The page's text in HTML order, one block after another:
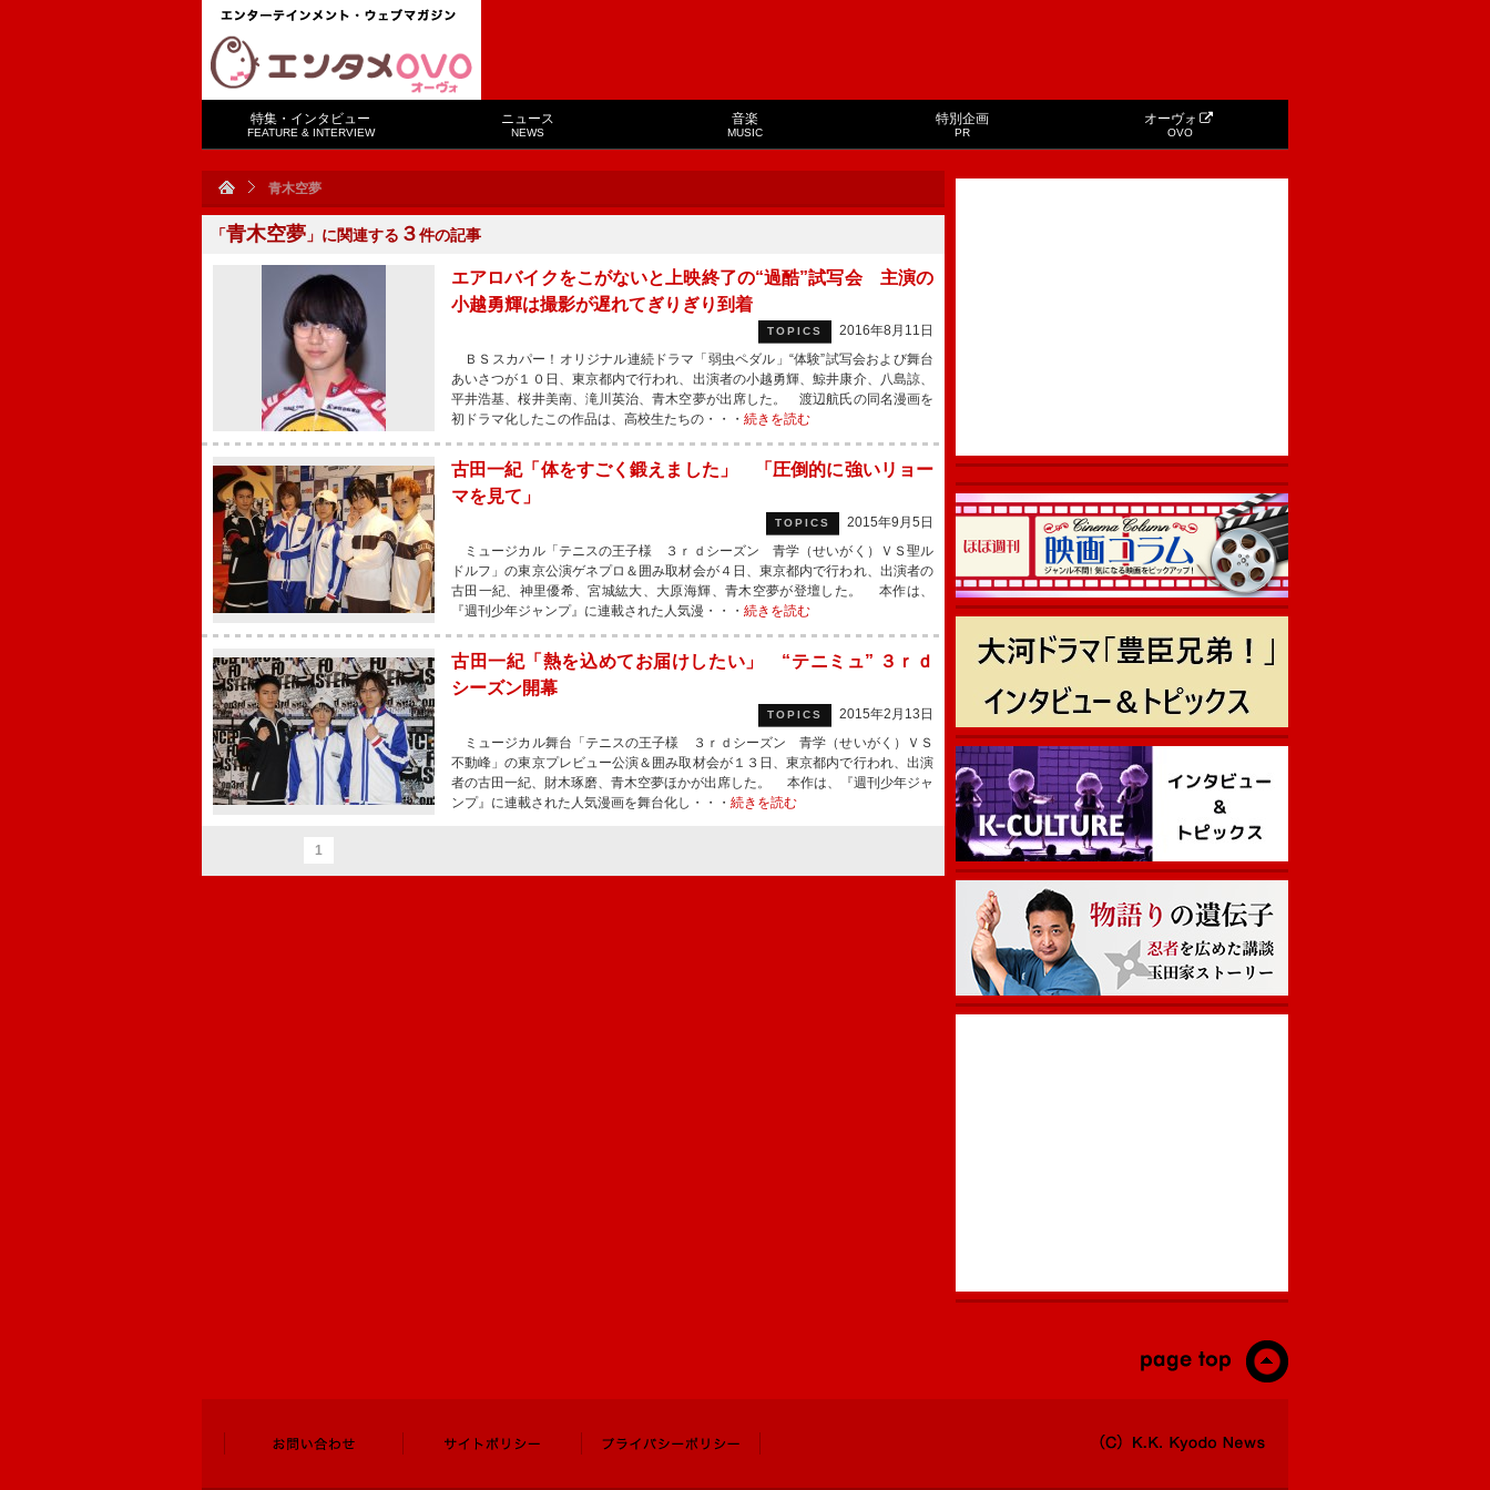
特集・インタビュー
FEATURE & INTERVIEW
ニュース
NEWS
音楽
MUSIC
特別企画
PR
オーヴォ
OVO
青木空夢
「青木空夢 」に関連する ３件の記事
エアロバイクをこがないと上映終了の“過酷”試写会 主演の
小越勇輝は撮影が遅れてぎりぎり到着
TOPICS
2016年8月11日
ＢＳスカパー！オリジナル連続ドラマ「弱虫ペダル」“体験”試写会および舞台
あいさつが１０日、東京都内で行われ、出演者の小越勇輝、鯨井康介、八島諒、
平井浩基、桜井美南、滝川英治、青木空夢が出席した。 渡辺航氏の同名漫画を
初ドラマ化したこの作品は、高校生たちの・・・ 続きを読む
古田一紀「体をすごく鍛えました」 「圧倒的に強いリョー
マを見て」
TOPICS
2015年9月5日
ミュージカル「テニスの王子様 ３ｒｄシーズン 青学（せいがく）ＶＳ聖ル
ドルフ」の東京公演ゲネプロ＆囲み取材会が４日、東京都内で行われ、出演者の
古田一紀、神里優希、宮城紘大、大原海輝、青木空夢が登壇した。 本作は、
『週刊少年ジャンプ』に連載された人気漫・・・ 続きを読む
古田一紀「熱を込めてお届けしたい」 “テニミュ” ３ｒｄ
シーズン開幕
TOPICS
2015年2月13日
ミュージカル舞台「テニスの王子様 ３ｒｄシーズン 青学（せいがく）ＶＳ
不動峰」の東京プレビュー公演＆囲み取材会が１３日、東京都内で行われ、出演
者の古田一紀、財木琢磨、青木空夢ほかが出席した。 本作は、『週刊少年ジャ
ンプ』に連載された人気漫画を舞台化し・・・ 続きを読む
1